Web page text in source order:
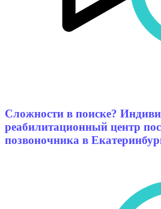
Сложности в поиске?
реабилитационный центр
позвоночника в